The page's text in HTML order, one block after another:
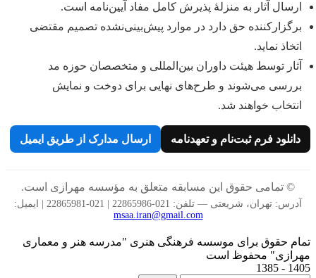
ارسال آثار به منزلهٔ پذیرش کامل مفاد آیین‌نامه است.
برگزارکننده حق دارد در موارد پیش‌بینی‌نشده تصمیم مقتضی
اتخاذ نماید.
آثار توسط هیئت داوران بین‌المللی و متخصصان حوزه مد
بررسی می‌شوند و طرح‌های نهایی برای دوخت و نمایش
انتخاب خواهند شد.
دانلود فرم ثبت‌نام و تعهدنامه ارسال مدارک از طریق ایمیل
© تمامی حقوق این مسابقه متعلق به مؤسسه مهرازی است.
آدرس: تهران، شریعتی — تلفن: 021-22865986 | 021-22865981 | ایمیل:
msaa.iran@gmail.com
تمام حقوق برای موسسه فرهنگی هنری "مدرسه هنر و معماری
مهرازی" محفوظ است
1405 - 1385